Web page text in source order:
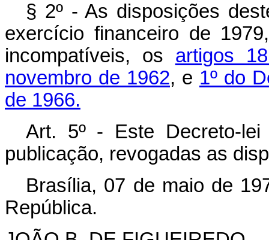
§ 2º - As disposições
exercício financeiro de
incompatíveis, os artigos
novembro de 1962, e 1º do
de 1966.
Art. 5º - Este Decreto-
publicação, revogadas as
Brasília, 07 de maio de
República.